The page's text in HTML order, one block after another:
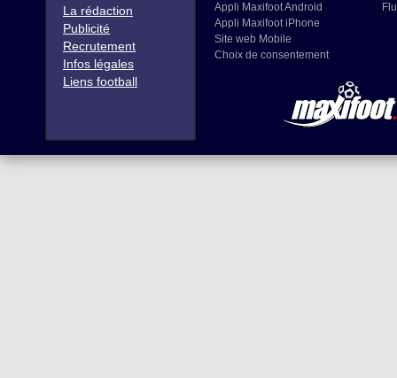
La rédaction
Publicité
Recrutement
Infos légales
Liens football
Appli Maxifoot Android
Appli Maxifoot iPhone
Site web Mobile
Choix de consentement